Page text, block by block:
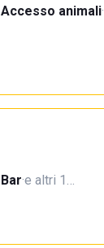
Accesso animali·
Bar·e altri 1…